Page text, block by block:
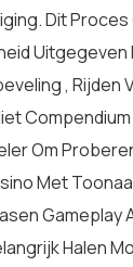
Dit
, Rijden
Om
Met
Halen